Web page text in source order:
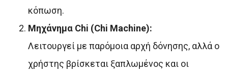
κόπωση.
Μηχάνημα Chi (Chi Machine):
Λειτουργεί με παρόμοια αρχή δόνησης, αλλά ο
χρήστης βρίσκεται ξαπλωμένος και οι